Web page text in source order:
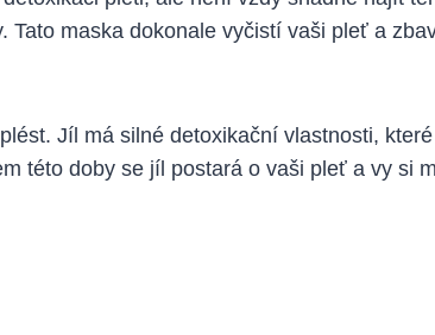
maska dokonale vyčistí vaši pleť a
Jíl má silné detoxikační vlastnosti,
této doby se jíl postará o vaši pleť a vy si